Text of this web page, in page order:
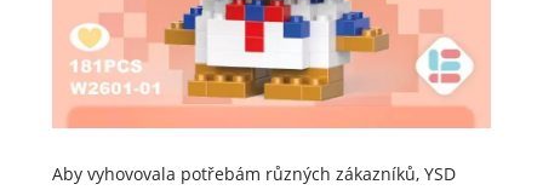
Aby vyhovovala potřebám různých zákazníků, YSD